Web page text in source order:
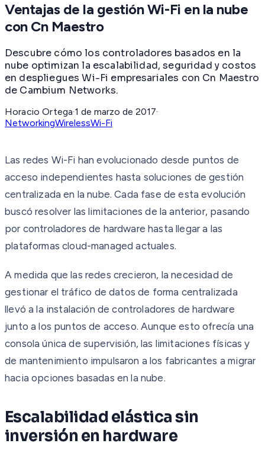
Ventajas de la gestión Wi-Fi en la nube
con Cn Maestro
Descubre cómo los controladores basados en la
nube optimizan la escalabilidad, seguridad y costos
en despliegues Wi-Fi empresariales con Cn Maestro
de Cambium Networks.
Horacio Ortega·1 de marzo de 2017·
NetworkingWirelessWi-Fi
Las redes Wi-Fi han evolucionado desde puntos de
acceso independientes hasta soluciones de gestión
centralizada en la nube. Cada fase de esta evolución
buscó resolver las limitaciones de la anterior, pasando
por controladores de hardware hasta llegar a las
plataformas cloud-managed actuales.
A medida que las redes crecieron, la necesidad de
gestionar el tráfico de datos de forma centralizada
llevó a la instalación de controladores de hardware
junto a los puntos de acceso. Aunque esto ofrecía una
consola única de supervisión, las limitaciones físicas y
de mantenimiento impulsaron a los fabricantes a migrar
hacia opciones basadas en la nube.
Escalabilidad elástica sin
inversión en hardware